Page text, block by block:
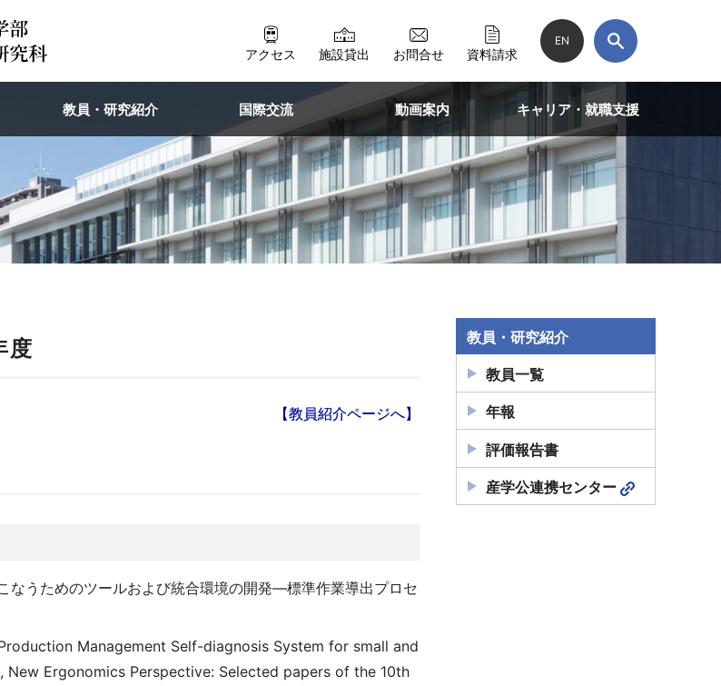
アクセス 施設貸出 お問合せ 資料請求
EN
教員・研究紹介 国際交流 動画案内 キャリア・就職支援
度
【教員紹介ページへ】
なうためのツールおよび統合環境の開発―標準作業導出プロセ
Management Self-diagnosis System for small and
Ergonomics Perspective: Selected papers of the 10th
教員・研究紹介
教員一覧
年報
評価報告書
産学公連携センター